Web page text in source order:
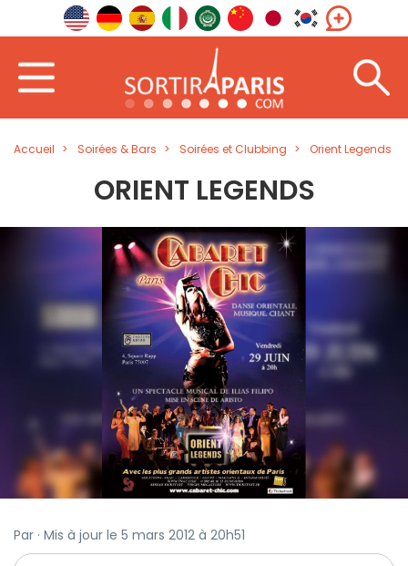
Accueil Soirées & Bars Soirées et Clubbing Orient Legends
ORIENT LEGENDS
Par · Mis à jour le 5 mars 2012 à 20h51